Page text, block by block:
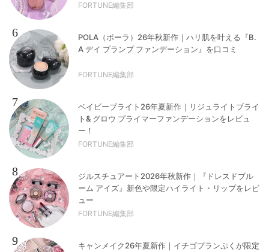
FORTUNE編集部
6
POLA（ポーラ）26年秋新作｜ハリ肌を叶える『B.
A デイ プランプ ファンデーション』を口コミ
FORTUNE編集部
7
ベイビーブライト26年夏新作｜リジュライトブライ
ト& グロウ プライマーファンデーションをレビュ
ー！
FORTUNE編集部
8
ジルスチュアート2026年秋新作｜『ドレスドブル
ーム アイズ』新色や限定ハイライト・リップをレビ
ュー
FORTUNE編集部
9
キャンメイク26年夏新作｜イチゴプランぷくが限定